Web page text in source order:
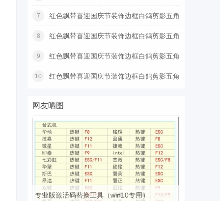
7 红色飘带喜迎国庆节装饰边框白鸽剪影五角
8 红色飘带喜迎国庆节装饰边框白鸽剪影五角
9 红色飘带喜迎国庆节装饰边框白鸽剪影五角
10 红色飘带喜迎国庆节装饰边框白鸽剪影五角
网友晒图
专业版激活码替换工具（win10专用）